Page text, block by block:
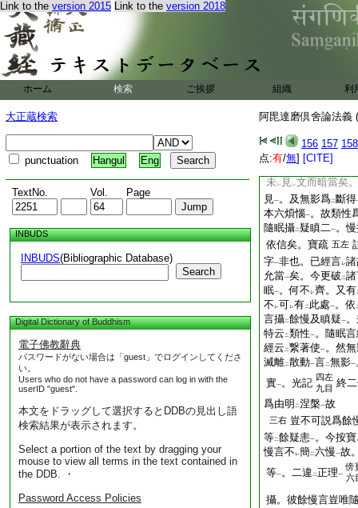
Link to the version 2015 Link to the version 2018
ホーム 検索 ご挨拶 組織 利
大正蔵検索
punctuation Hangul Eng
TextNo. Vol. Page
INBUDS
INBUDS(Bibliographic Database)
Search
Digital Dictionary of Buddhism
電子佛教辭典
パスワードがない場合は「guest」でログインしてくださ
い。
Users who do not have a password can log in with the
userID "guest".
本文をドラッグして選択するとDDBの見出し語
検索結果が表示されます。
Select a portion of the text by dragging your
mouse to view all terms in the text contained in
the DDB. ・
Password Access Policies
阿毘達磨倶舍論法義
156 157 158
点:有/無] [CITE]
曰。然如來見謂
諦。此苦滅聖諦。
己 於
靜清涼眞實。如
是
一切見。一切類。
眠滅盡故不 更生
文
一 光記四解釋 初
唯説 四諦 故。寶
未 レ 見 レ文而暗當矣
見一。及無影爲二 斷得
本六煩惱一。故類性
隨眠攝二 疑瞋二一。
依信矣。寶疏 五左
字一非也。已經言レ
允當一矣。今更破 二
眠一。何不 レ齊。又有
不 レ可レ有二 此處一。依
言攝二餘慢及瞋疑一
特云 二類性一。隨眠
經云 二繋著使一。然
滅離二散動一言二無影一
實一。光記 四左
九目 終
爲由明 二涅槃一故
三右 豈不可説爲
等二餘疑恚一。今按
慢言不 レ簡二六慢一故
等一。二違 二正理一
傍
六
攝。彼餘慢言豈唯